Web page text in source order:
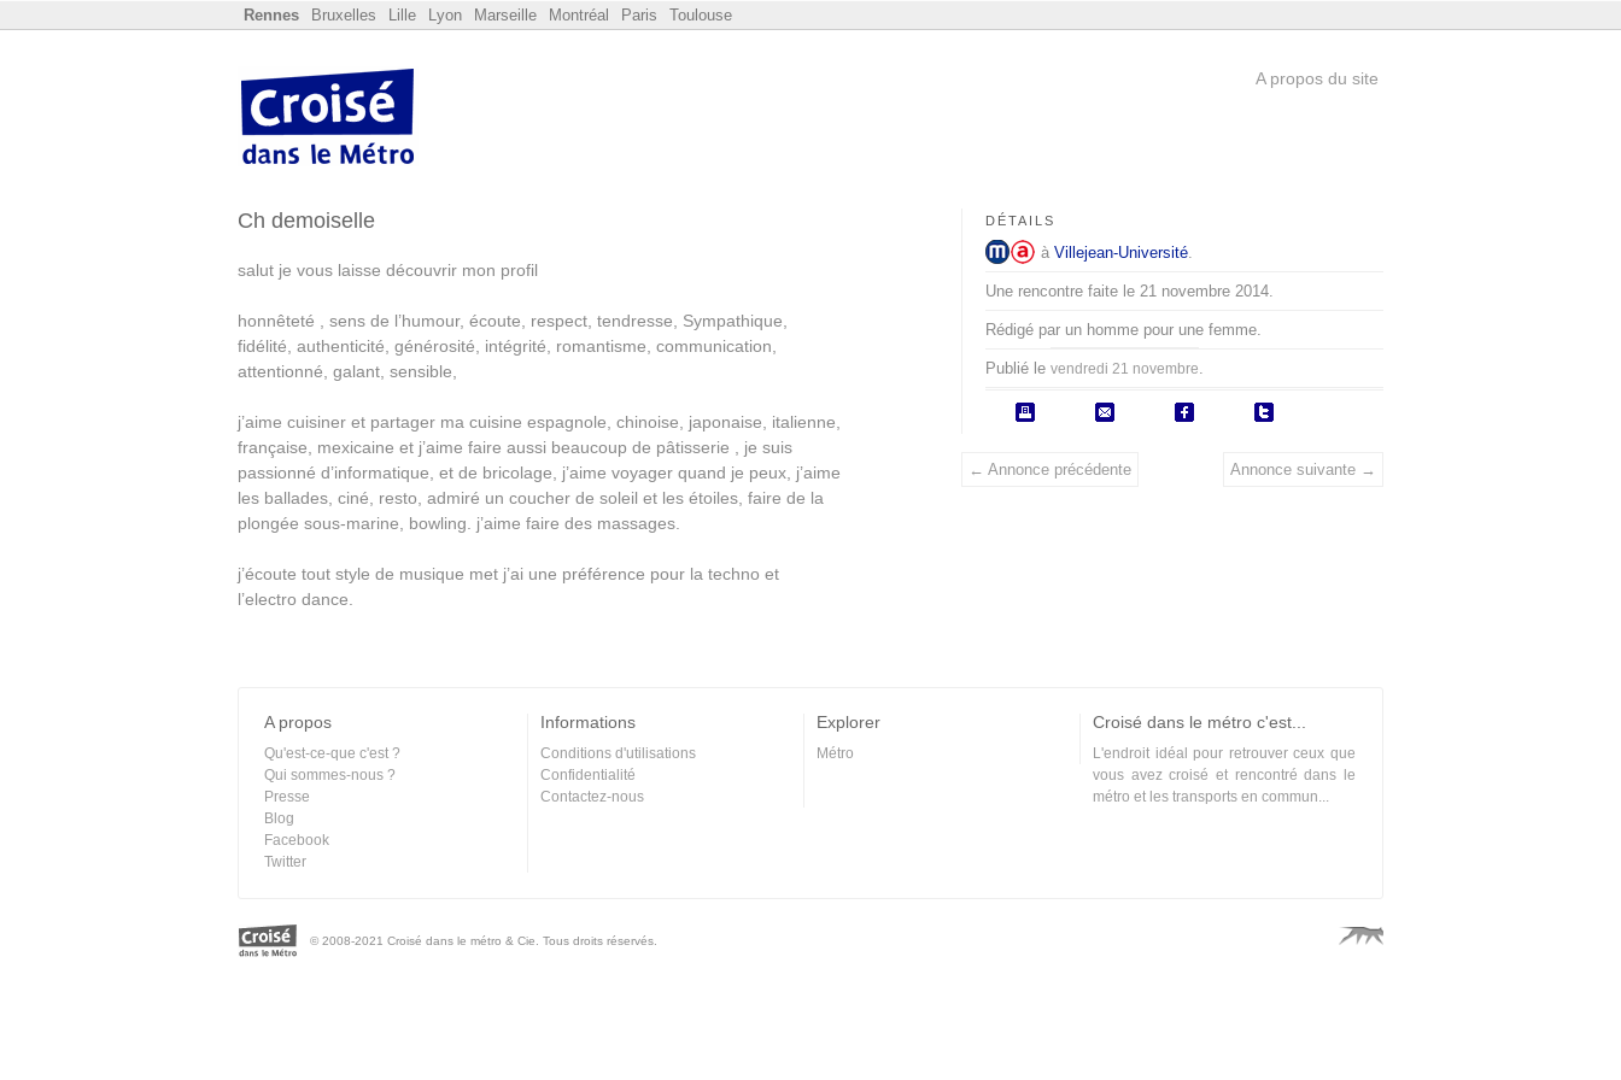
Rennes Bruxelles Lille Lyon Marseille Montréal Paris Toulouse
A propos du site
Ch demoiselle
salut je vous laisse découvrir mon profil
honnêteté , sens de l’humour, écoute, respect, tendresse, Sympathique,
fidélité, authenticité, générosité, intégrité, romantisme, communication,
attentionné, galant, sensible,
j’aime cuisiner et partager ma cuisine espagnole, chinoise, japonaise, italienne,
française, mexicaine et j’aime faire aussi beaucoup de pâtisserie , je suis
passionné d’informatique, et de bricolage, j’aime voyager quand je peux, j’aime
les ballades, ciné, resto, admiré un coucher de soleil et les étoiles, faire de la
plongée sous-marine, bowling. j’aime faire des massages.
j’écoute tout style de musique met j’ai une préférence pour la techno et
l’electro dance.
DÉTAILS
à Villejean-Université.
Une rencontre faite le 21 novembre 2014.
Rédigé par un homme pour une femme.
Publié le vendredi 21 novembre.
← Annonce précédente Annonce suivante →
A propos
Qu'est-ce-que c'est ?
Qui sommes-nous ?
Presse
Blog
Facebook
Twitter
Informations
Conditions d'utilisations
Confidentialité
Contactez-nous
Explorer
Métro
Croisé dans le métro c'est...
L'endroit idéal pour retrouver ceux que
vous avez croisé et rencontré dans le
métro et les transports en commun...
© 2008-2021 Croisé dans le métro & Cie. Tous droits réservés.